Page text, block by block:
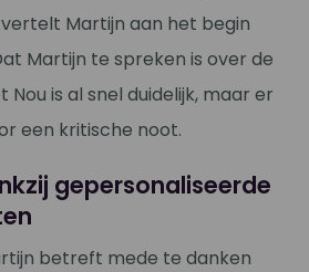
Martijn aan het begin
Martijn te spreken is over de
is al snel duidelijk, maar er
een kritische noot.
gepersonaliseerde
betreft mede te danken